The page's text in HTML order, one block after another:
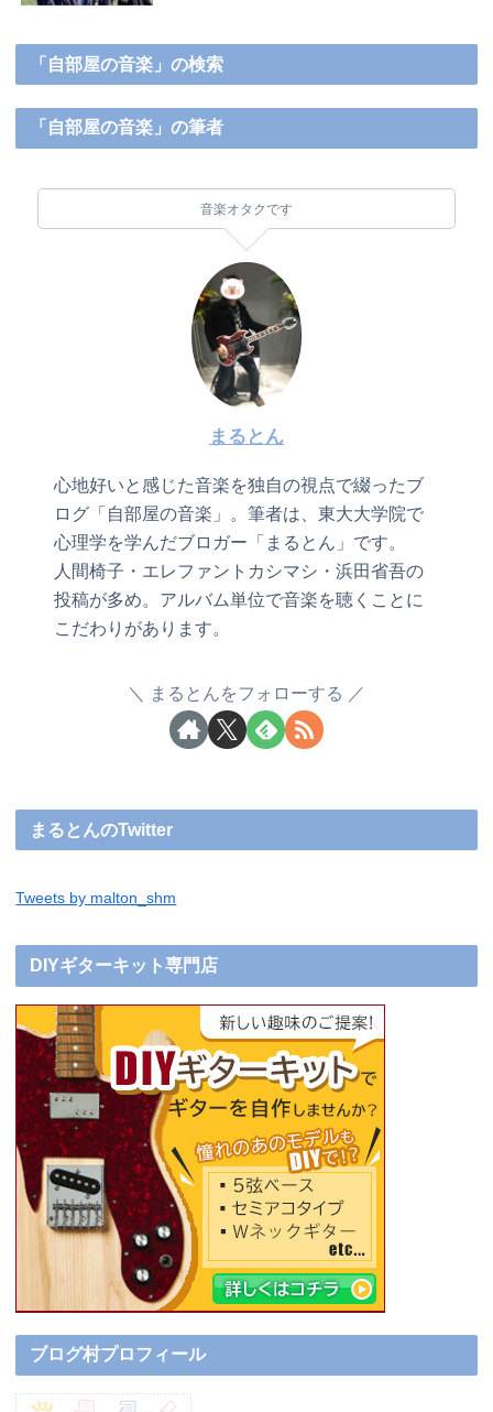
「自部屋の音楽」の検索
「自部屋の音楽」の筆者
音楽オタクです
まるとん
心地好いと感じた音楽を独自の視点で綴ったブ
ログ「自部屋の音楽」。筆者は、東大大学院で
心理学を学んだブロガー「まるとん」です。
人間椅子・エレファントカシマシ・浜田省吾の
投稿が多め。アルバム単位で音楽を聴くことに
こだわりがあります。
まるとんをフォローする
まるとんのTwitter
Tweets by malton_shm
DIYギターキット専門店
ブログ村プロフィール